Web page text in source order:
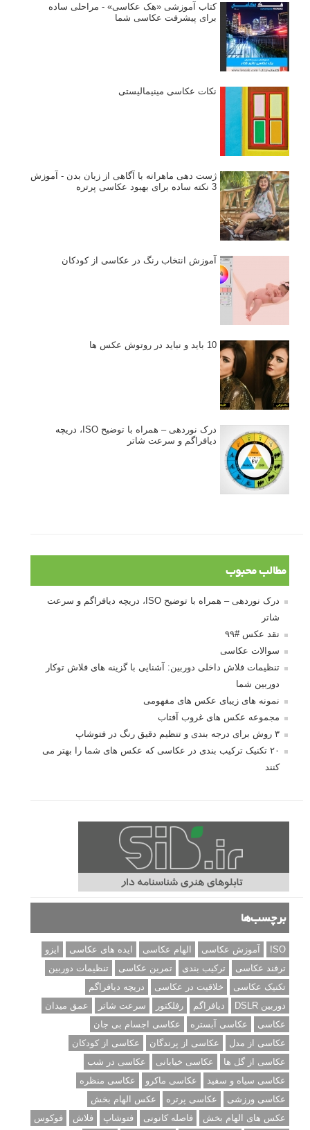
کتاب آموزشی «هک عکاسی» - مراحلی ساده
برای پیشرفت عکاسی شما
نکات عکاسی مینیمالیستی
ژست دهی ماهرانه با آگاهی از زبان بدن - آموزش
3 نکته ساده برای بهبود عکاسی پرتره
آموزش انتخاب رنگ در عکاسی از کودکان
10 باید و نباید در روتوش عکس ها
درک نوردهی – همراه با توضیح ISO، دریچه
دیافراگم و سرعت شاتر
مطالب محبوب
درک نوردهی – همراه با توضیح ISO، دریچه دیافراگم و سرعت
شاتر
نقد عکس #۹۹
سوالات عکاسی
تنظیمات فلاش داخلی دوربین: آشنایی با گزینه های فلاش توکار
دوربین شما
نمونه های زیبای عکس های مفهومی
مجموعه عکس های غروب آفتاب
۳ روش برای درجه بندی و تنظیم دقیق رنگ در فتوشاپ
۲۰ تکنیک ترکیب بندی در عکاسی که عکس های شما را بهتر می
کنند
برچسب‌ها
ISO آموزش عکاسی الهام عکاسی ایده های عکاسی
ایزو
ترفند عکاسی
ترکیب بندی تمرین عکاسی
تنظیمات دوربین
تکنیک عکاسی
خلاقیت در عکاسی
دریچه دیافراگم
دوربین DSLR
دیافراگم رفلکتور سرعت شاتر
عمق میدان
عکاسی
عکاسی آبستره
عکاسی اجسام بی جان
عکاسی از مدل
عکاسی از پرندگان
عکاسی از کودکان
عکاسی از گل ها
عکاسی خیابانی
عکاسی در شب
عکاسی سیاه و سفید
عکاسی ماکرو
عکاسی منظره
عکاسی ورزشی
عکاسی پرتره
عکس الهام بخش
عکس های الهام بخش
فاصله کانونی فتوشاپ فلاش
فوکوس